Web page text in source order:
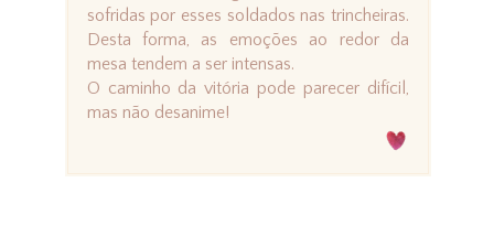
sofridas por esses soldados nas trincheiras.
Desta forma, as emoções ao redor da
mesa tendem a ser intensas.
O caminho da vitória pode parecer difícil,
mas não desanime!